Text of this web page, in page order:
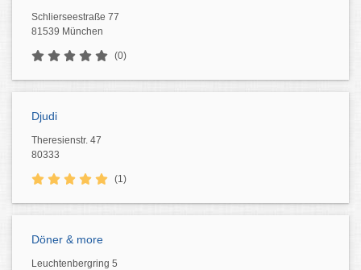
Schlierseestraße 77
81539 München
(0)
Djudi
Theresienstr. 47
80333
(1)
Döner & more
Leuchtenbergring 5